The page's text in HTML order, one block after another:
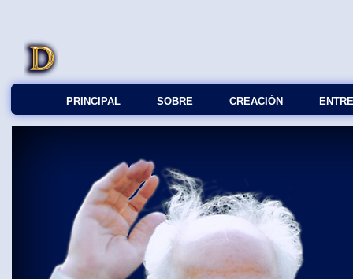
PRINCIPAL SOBRE СREACIÓN